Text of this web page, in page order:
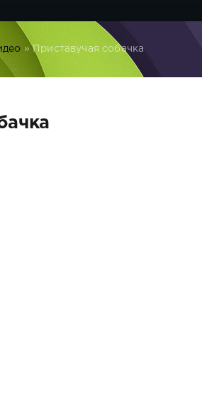
» Приставучая собачка